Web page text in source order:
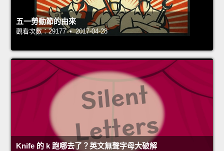
五一勞動節的由來
觀看次數：29177 • 2017-04-28
Knife 的 k 跑哪去了？英文無聲字母大破解